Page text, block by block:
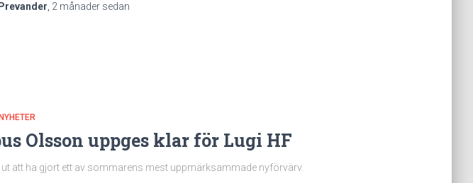
2 månadersedan
Olsson uppges klar för Lugi HF
ut att ha gjort ett av sommarens mest uppmärksammade nyförvärv.